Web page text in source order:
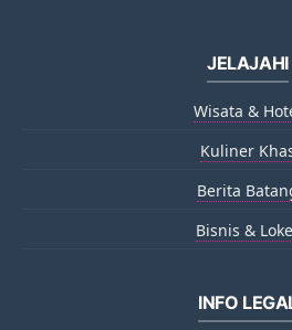
JELAJAHI
Wisata &
Kuliner
Berita
Bisnis &
INFO